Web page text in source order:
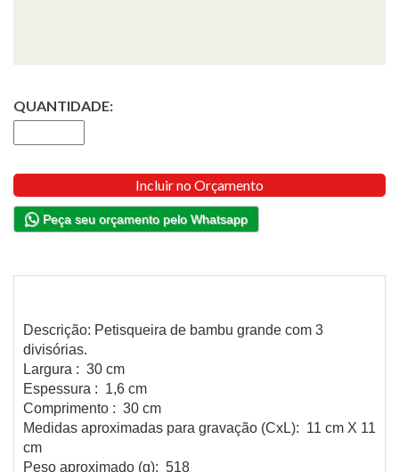
QUANTIDADE:
Incluir no Orçamento
Peça seu orçamento pelo Whatsapp
Descrição: Petisqueira de bambu grande com 3
divisórias.
Largura : 30 cm
Espessura : 1,6 cm
Comprimento : 30 cm
Medidas aproximadas para gravação (CxL): 11 cm X 11
cm
Peso aproximado (g): 518